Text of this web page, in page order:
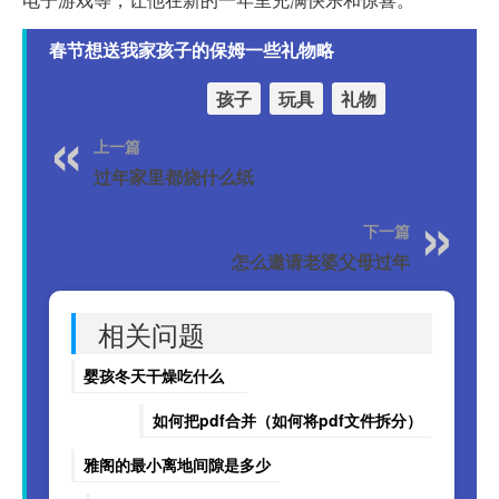
春节想送我家孩子的保姆一些礼物略
孩子 玩具 礼物
上一篇
过年家里都烧什么纸
下一篇
怎么邀请老婆父母过年
相关问题
婴孩冬天干燥吃什么
如何把pdf合并（如何将pdf文件拆分）
雅阁的最小离地间隙是多少